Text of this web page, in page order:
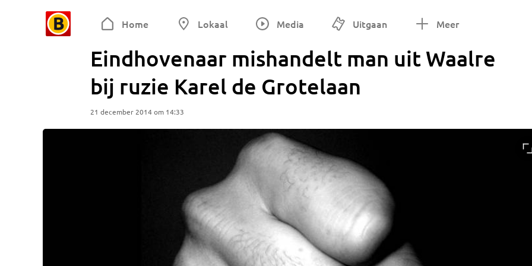
Home Lokaal Media Uitgaan Meer
Eindhovenaar mishandelt man uit Waalre
bij ruzie Karel de Grotelaan
21 december 2014 om 14:33